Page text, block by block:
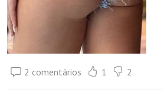
2 comentários 1 2